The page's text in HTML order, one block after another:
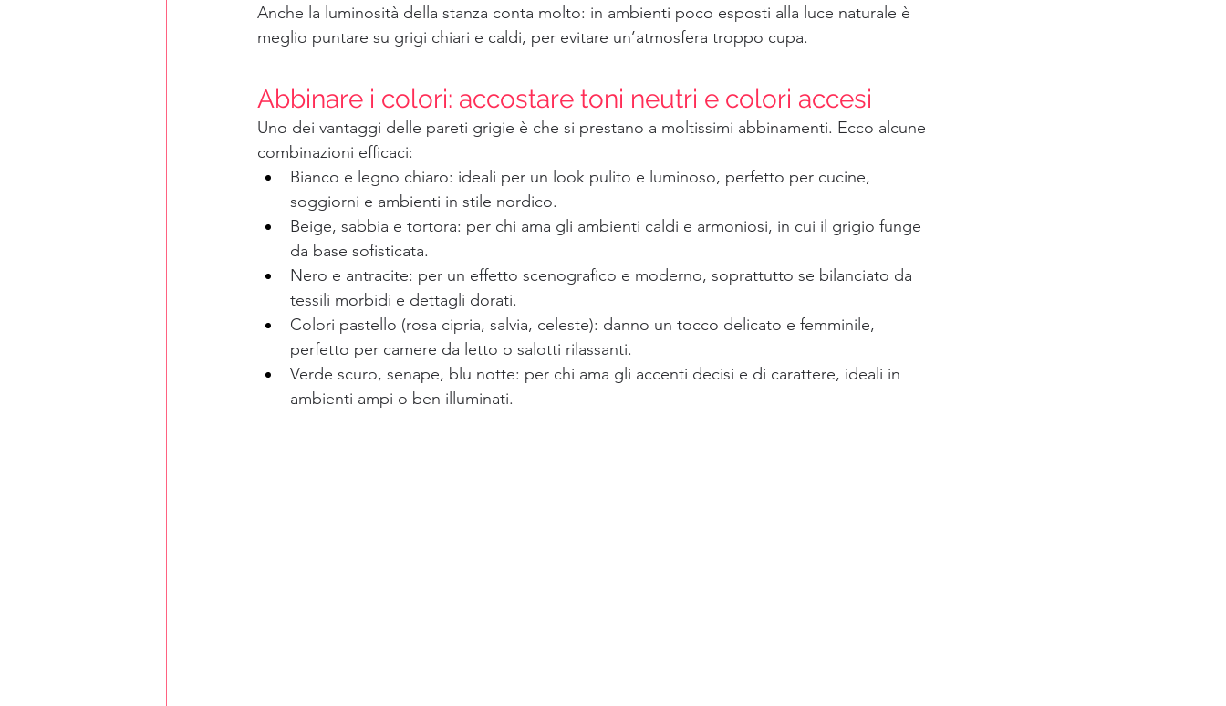
Anche la luminosità della stanza conta molto: in ambienti poco esposti alla luce naturale è
meglio puntare su grigi chiari e caldi, per evitare un’atmosfera troppo cupa.
Abbinare i colori: accostare toni neutri e colori accesi
Uno dei vantaggi delle pareti grigie è che si prestano a moltissimi abbinamenti. Ecco alcune
combinazioni efficaci:
Bianco e legno chiaro: ideali per un look pulito e luminoso, perfetto per cucine,
soggiorni e ambienti in stile nordico.
Beige, sabbia e tortora: per chi ama gli ambienti caldi e armoniosi, in cui il grigio funge
da base sofisticata.
Nero e antracite: per un effetto scenografico e moderno, soprattutto se bilanciato da
tessili morbidi e dettagli dorati.
Colori pastello (rosa cipria, salvia, celeste): danno un tocco delicato e femminile,
perfetto per camere da letto o salotti rilassanti.
Verde scuro, senape, blu notte: per chi ama gli accenti decisi e di carattere, ideali in
ambienti ampi o ben illuminati.